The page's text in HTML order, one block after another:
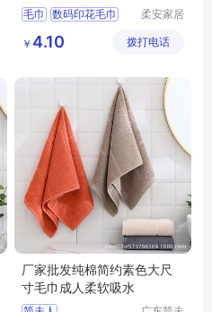
手办 柔安家居
毛巾
数码印花毛巾
柔安家居
通）有限
￥ 4.10 拨打电话
厂家批发纯棉简约素色大尺
寸毛巾成人柔软吸水